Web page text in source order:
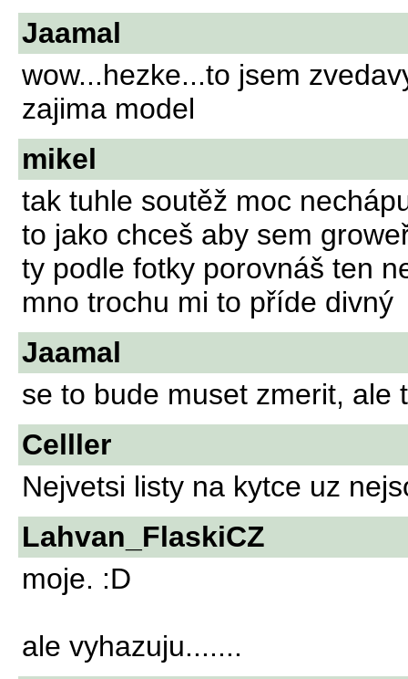
Jaamal
wow...hezke...to jsem
zajima model
mikel
tak tuhle soutěž moc
to jako chceš aby sem
ty podle fotky porovnáš ten
mno trochu mi to příde divný
Jaamal
se to bude muset zmerit, ale
Celller
Nejvetsi listy na kytce uz
Lahvan_FlaskiCZ
moje. :D
ale vyhazuju.......